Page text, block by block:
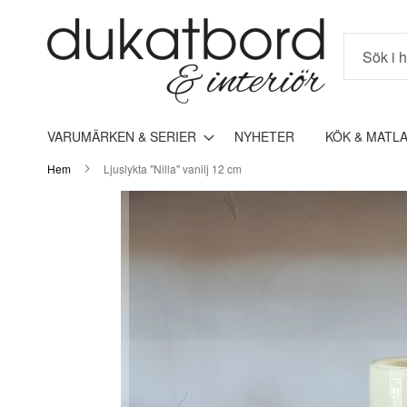
Sök
VARUMÄRKEN & SERIER NYHETER KÖK &
Hem Ljuslykta "Nilla" vanilj 12 cm